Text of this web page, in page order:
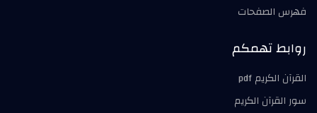
فهرس الصفحات
روابط تهمكم
القرآن الكريم pdf
سور القرآن الكريم